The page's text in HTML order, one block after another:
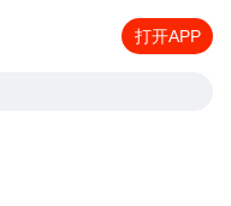
打开APP